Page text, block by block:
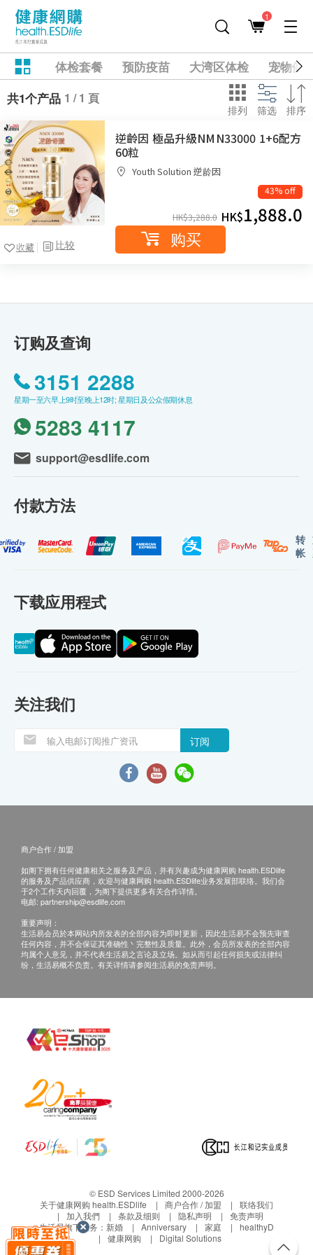
1
体检套餐 预防疫苗 大湾区体检
宠物健
共1个产品 1 / 1 頁
排列 筛选 排序
比较
收藏
逆齡因 極品升級NMN33000 1+6配方
60粒
Youth Solution 逆龄因
43% off
HK$3,288.0 HK$1,888.0
购买
订购及查询
3151 2288
星期一至六早上9时至晚上12时; 星期日及公众假期休息
5283 4117
support@esdlife.com
付款方法
转
帐
下载应用程式
关注我们
订阅
商户合作 / 加盟
如阁下拥有任何健康相关之服务及产品，并有兴趣成为健康网购 health.ESDlife
的服务及产品供应商，欢迎与健康网购 health.ESDlife业务发展部联络。我们会
于2个工作天内回覆，为阁下提供更多有关合作详情。
电邮: partnership@esdlife.com
重要声明：
生活易会员於本网站内所发表的全部内容为即时更新，因此生活易不会预先审查
任何内容，并不会保证其准确性丶完整性及质量。此外，会员所发表的全部内容
均属个人意见，并不代表生活易之言论及立场。如从而引起任何损失或法律纠
纷，生活易概不负责。有关详情请参阅生活易的免责声明。
© ESD Services Limited 2000-2026
关于健康网购 health.ESDlife
商户合作 / 加盟
联络我们
加入我們
条款及细则 隐私声明
免责声明
生活易旗下业务： 新婚 Anniversary 家庭
healthyD
健康网购
Digital Solutions